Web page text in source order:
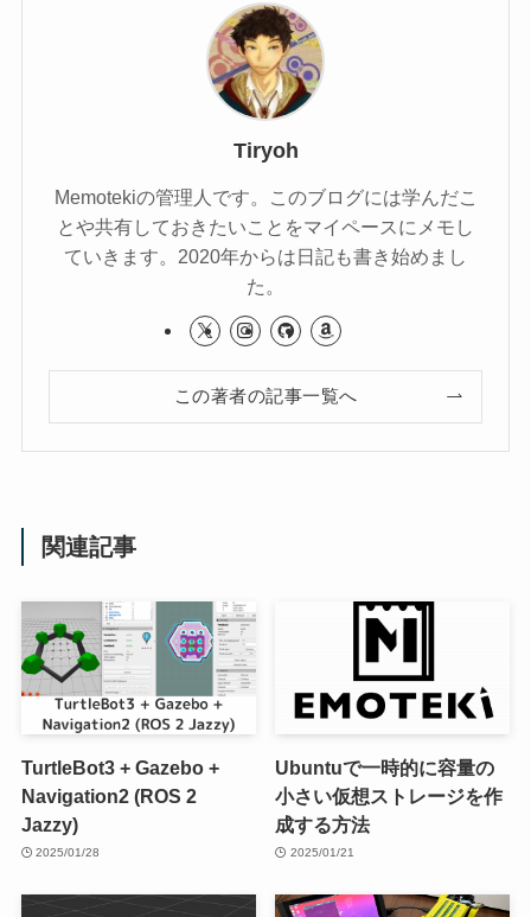
Tiryoh
Memotekiの管理人です。このブログには学んだこ
とや共有しておきたいことをマイペースにメモし
ていきます。2020年からは日記も書き始めまし
た。
この著者の記事一覧へ
関連記事
TurtleBot3 + Gazebo +
Navigation2 (ROS 2
Jazzy)
2025/01/28
Ubuntuで一時的に容量の
小さい仮想ストレージを作
成する方法
2025/01/21